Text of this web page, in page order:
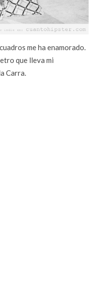
me ha enamorado.
que lleva mi
Carra.